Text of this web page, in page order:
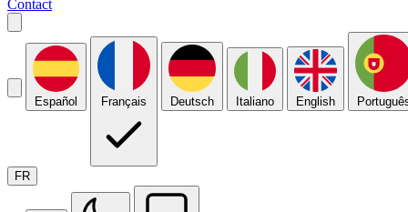
Contact
Español Français Deutsch Italiano English
FR